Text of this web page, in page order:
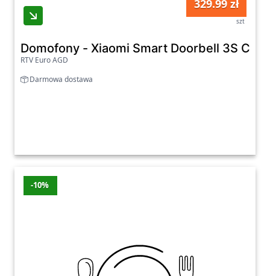
329.99 zł
szt
Domofony - Xiaomi Smart Doorbell 3S
RTV Euro AGD
Darmowa dostawa
-10%